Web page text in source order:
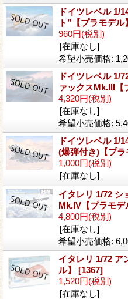
ドイツレベル 1/
ト”【プラモデル
960円(税別)
[在庫なし]
希望小売価格:
ドイツレベル 1/
ァックスMk.III【
4,320円(税別)
[在庫なし]
希望小売価格:
ドイツレベル 1/
(爆弾付き)【プラ
1,000円(税別)
[在庫なし]
イタレリ 1/72 シ
Mk.IV【プラモデ
4,800円(税別)
[在庫なし]
希望小売価格:
イタレリ 1/72 ア
ル】 [1367]
1,520円(税別)
[在庫なし]